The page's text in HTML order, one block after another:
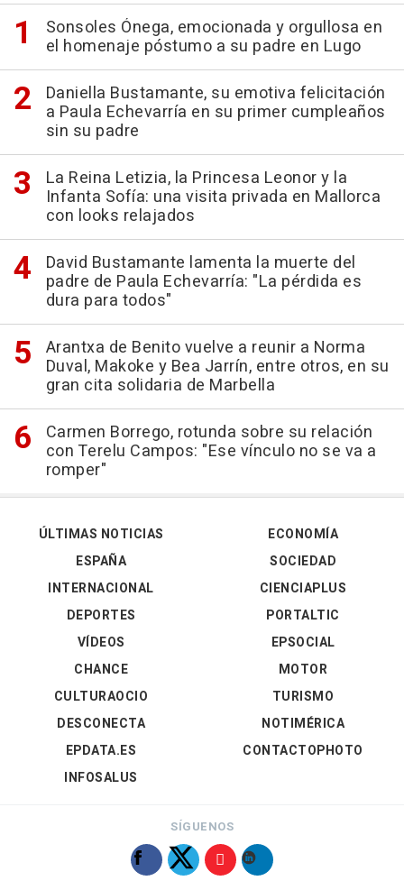
Sonsoles Ónega, emocionada y orgullosa en
el homenaje póstumo a su padre en Lugo
Daniella Bustamante, su emotiva felicitación
a Paula Echevarría en su primer cumpleaños
sin su padre
La Reina Letizia, la Princesa Leonor y la
Infanta Sofía: una visita privada en Mallorca
con looks relajados
David Bustamante lamenta la muerte del
padre de Paula Echevarría: "La pérdida es
dura para todos"
Arantxa de Benito vuelve a reunir a Norma
Duval, Makoke y Bea Jarrín, entre otros, en su
gran cita solidaria de Marbella
Carmen Borrego, rotunda sobre su relación
con Terelu Campos: "Ese vínculo no se va a
romper"
ÚLTIMAS NOTICIAS
ESPAÑA
INTERNACIONAL
DEPORTES
VÍDEOS
ECONOMÍA
SOCIEDAD
CIENCIAPLUS
PORTALTIC
EPSOCIAL
CHANCE
CULTURAOCIO
DESCONECTA
EPDATA.ES
INFOSALUS
MOTOR
TURISMO
NOTIMÉRICA
CONTACTOPHOTO
SÍGUENOS